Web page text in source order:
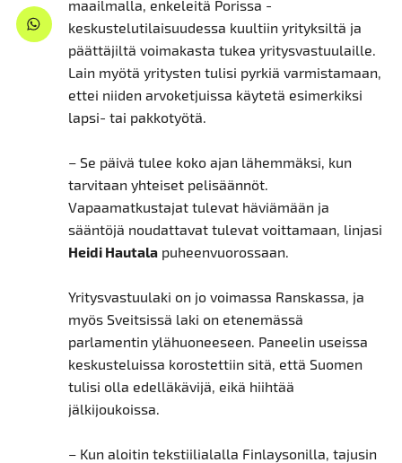
maailmalla, enkeleitä Porissa -
keskustelutilaisuudessa kuultiin yrityksiltä ja
päättäjiltä voimakasta tukea yritysvastuulaille.
Lain myötä yritysten tulisi pyrkiä varmistamaan,
ettei niiden arvoketjuissa käytetä esimerkiksi
lapsi- tai pakkotyötä.
– Se päivä tulee koko ajan lähemmäksi, kun
tarvitaan yhteiset pelisäännöt.
Vapaamatkustajat tulevat häviämään ja
sääntöjä noudattavat tulevat voittamaan, linjasi
Heidi Hautalapuheenvuorossaan.
Yritysvastuulaki on jo voimassa Ranskassa, ja
myös Sveitsissä laki on etenemässä
parlamentin ylähuoneeseen. Paneelin useissa
keskusteluissa korostettiin sitä, että Suomen
tulisi olla edelläkävijä, eikä hiihtää
jälkijoukoissa.
– Kun aloitin tekstiilialalla Finlaysonilla, tajusin